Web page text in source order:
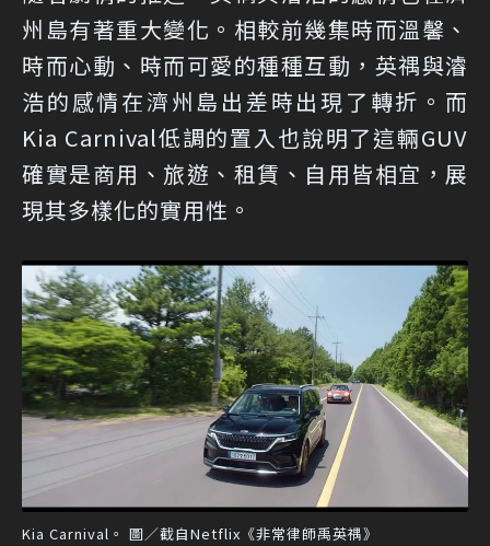
州島有著重大變化。相較前幾集時而溫馨、
時而心動、時而可愛的種種互動，英禑與濬
浩的感情在濟州島出差時出現了轉折。而
Kia Carnival低調的置入也說明了這輛GUV
確實是商用、旅遊、租賃、自用皆相宜，展
現其多樣化的實用性。
Kia Carnival。 圖／截自Netflix《非常律師禹英禑》